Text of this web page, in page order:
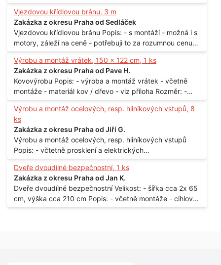
80 cm, levé, 2 ks - 80 cm, pravé, 3 ks - 60 cm, levé, 2 ks
Lokalita: - Praha 10
Vjezdovou křídlovou bránu, 3 m
Zakázka z okresu Praha od Sedláček
Vjezdovou křídlovou bránu Popis: - s montáží - možná i s
motory, záleží na ceně - potřebuji to za rozumnou cenu
Materiál: - ocel Množství: - 1 ks Velikost: - 3 m Lokalita: -
Praha
Výrobu a montáž vrátek, 150 x 122 cm, 1 ks
Zakázka z okresu Praha od Pave H.
Kovovýrobu Popis: - výroba a montáž vrátek - včetně
montáže - materiál kov / dřevo - viz příloha Rozměr: -
150 x 122 cm Lokalita: - Senohraby Nabídky na e-mail.
Výrobu a montáž ocelových, resp. hliníkových vstupů, 8
ks
Zakázka z okresu Praha od Jiří G.
Výrobu a montáž ocelových, resp. hliníkových vstupů
Popis: - včtetně prosklení a elektrických
samozamýkacích zámků pro panelový dům - jedná se o
vchodové dveře umístěné v zarámovaném a proskleném
portálu - předmětem dodávky bude i demontáž
stávajících a už nevyhovujících prosklených,
umělohmotných vstupů Množství: - 8 ks Lokalita: - 7, 9,
Dveře dvoudílné bezpečnostní, 1 ks
Zakázka z okresu Praha od Jan K.
Dveře dvoudílné bezpečnostní Velikost: - šířka cca 2x 65
cm, výška cca 210 cm Popis: - včetně montáže - cihlový
dům, 2. patro - vchod z chodby - rozměry bez zárubní